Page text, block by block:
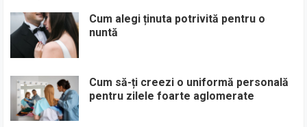
Cum alegi ținuta potrivită pentru o
nuntă
Cum să-ți creezi o uniformă personală
pentru zilele foarte aglomerate